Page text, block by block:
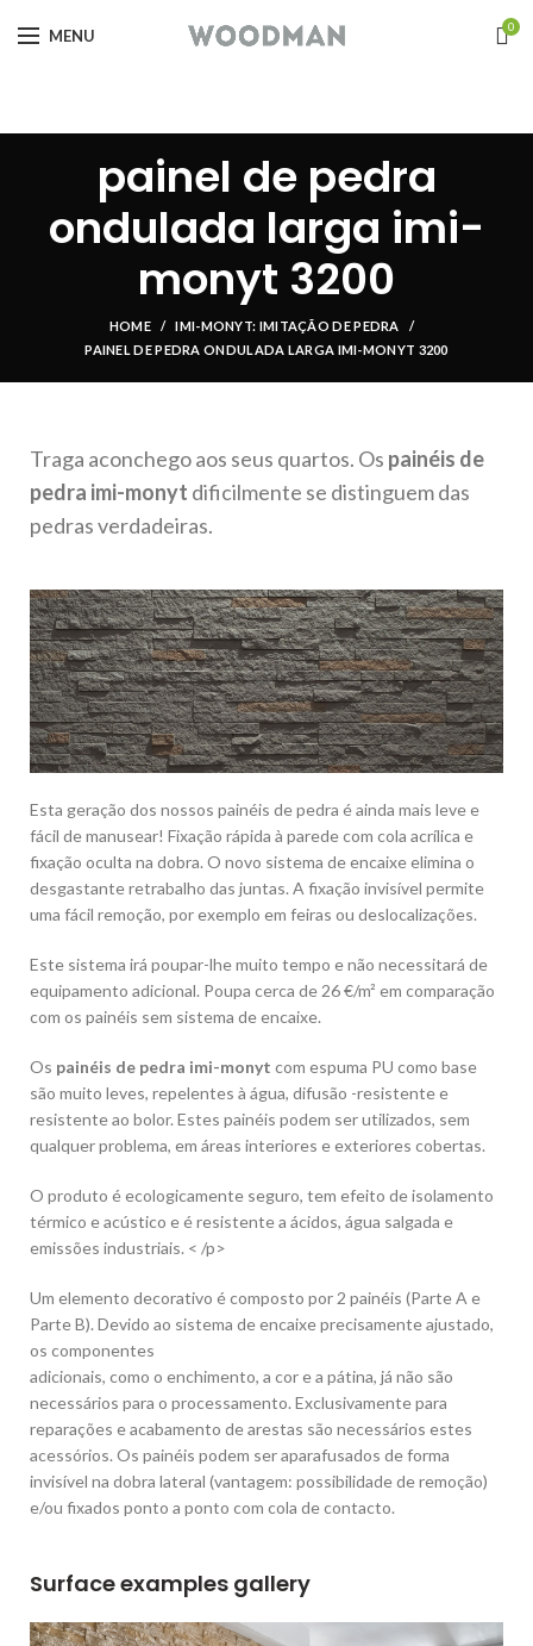
MENU 0
painel de pedra
ondulada larga imi-
monyt 3200
HOME
IMI-MONYT: IMITAÇÃO DE PEDRA
PAINEL DE PEDRA ONDULADA LARGA IMI-MONYT 3200
Traga aconchego aos seus quartos. Os painéis de
pedra imi-monyt dificilmente se distinguem das
pedras verdadeiras.
Esta geração dos nossos painéis de pedra é ainda mais leve e
fácil de manusear! Fixação rápida à parede com cola acrílica e
fixação oculta na dobra. O novo sistema de encaixe elimina o
desgastante retrabalho das juntas. A fixação invisível permite
uma fácil remoção, por exemplo em feiras ou deslocalizações.
Este sistema irá poupar-lhe muito tempo e não necessitará de
equipamento adicional. Poupa cerca de 26 €/m² em comparação
com os painéis sem sistema de encaixe.
Os painéis de pedra imi-monyt com espuma PU como base
são muito leves, repelentes à água, difusão -resistente e
resistente ao bolor. Estes painéis podem ser utilizados, sem
qualquer problema, em áreas interiores e exteriores cobertas.
O produto é ecologicamente seguro, tem efeito de isolamento
térmico e acústico e é resistente a ácidos, água salgada e
emissões industriais. < /p>
Um elemento decorativo é composto por 2 painéis (Parte A e
Parte B). Devido ao sistema de encaixe precisamente ajustado,
os componentes
adicionais, como o enchimento, a cor e a pátina, já não são
necessários para o processamento. Exclusivamente para
reparações e acabamento de arestas são necessários estes
acessórios. Os painéis podem ser aparafusados ​​de forma
invisível na dobra lateral (vantagem: possibilidade de remoção)
e/ou fixados ponto a ponto com cola de contacto.
Surface examples gallery